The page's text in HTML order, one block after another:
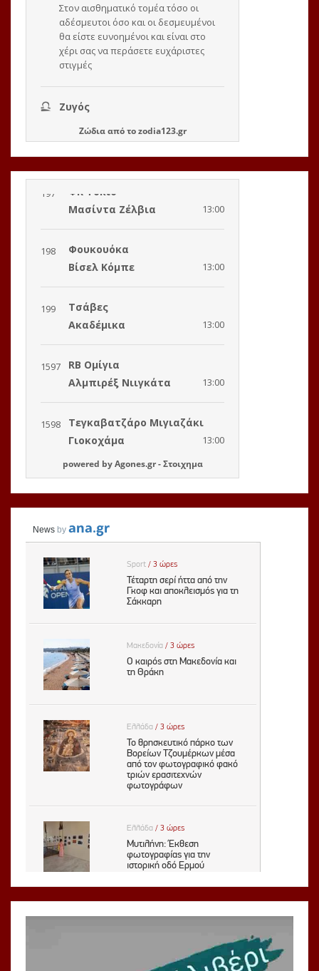
Ζώδιααπό τοzodia123.gr
powered byAgones.gr-Στοιχημα